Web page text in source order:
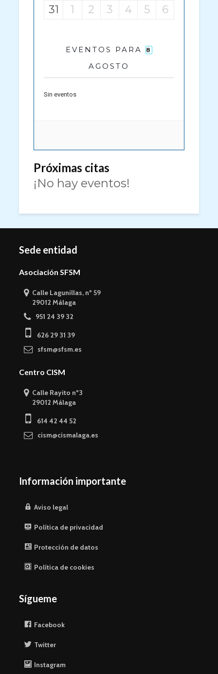
31 1 2 3 4 5 6
EVENTOS PARA 8
AGOSTO
Sin eventos
Próximas citas
¡No hay eventos!
Sede entidad
Asociación SFSM
Calle Lagunillas, nº 59
29012 Málaga
951 24 39 32
626 29 31 39
sfsm@sfsm.es
Centro CISM
Calle Rayito nº3
29012 Málaga
614 42 44 52
cism@cismalaga.es
Información importante
Aviso legal
Política de privacidad
Protección de datos
Política de cookies
Sígueme
Facebook
Twitter
Instagram